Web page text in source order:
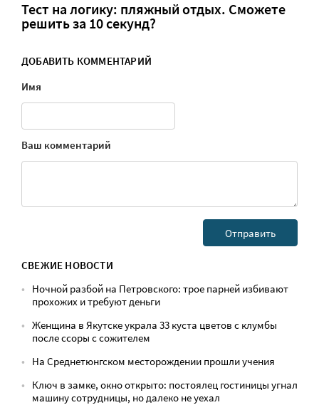
Тест на логику: пляжный отдых. Сможете
решить за 10 секунд?
ДОБАВИТЬ КОММЕНТАРИЙ
Имя
Ваш комментарий
СВЕЖИЕ НОВОСТИ
Ночной разбой на Петровского: трое парней избивают
прохожих и требуют деньги
Женщина в Якутске украла 33 куста цветов с клумбы
после ссоры с сожителем
На Среднетюнгском месторождении прошли учения
Ключ в замке, окно открыто: постоялец гостиницы угнал
машину сотрудницы, но далеко не уехал